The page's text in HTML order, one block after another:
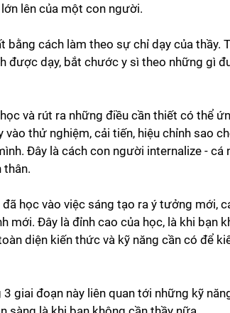
lên của một con người.
cách làm theo sự chỉ dạy của thầy.
được dạy, bắt chước y sì theo những gì
và rút ra những điều cần thiết có thể
thử nghiệm, cải tiến, hiệu chỉnh sao
Đây là cách con người internalize - cá
thân.
học vào việc sáng tạo ra ý tưởng mới,
mới. Đây là đỉnh cao của học, là khi bạn
diện kiến thức và kỹ năng cần có để
giai đoạn này liên quan tới những kỹ